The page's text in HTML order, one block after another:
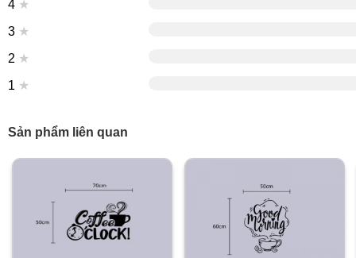
4 ★
3 ★
2 ★
1 ★
Sản phẩm liên quan